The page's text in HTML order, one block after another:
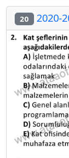
20 2020-